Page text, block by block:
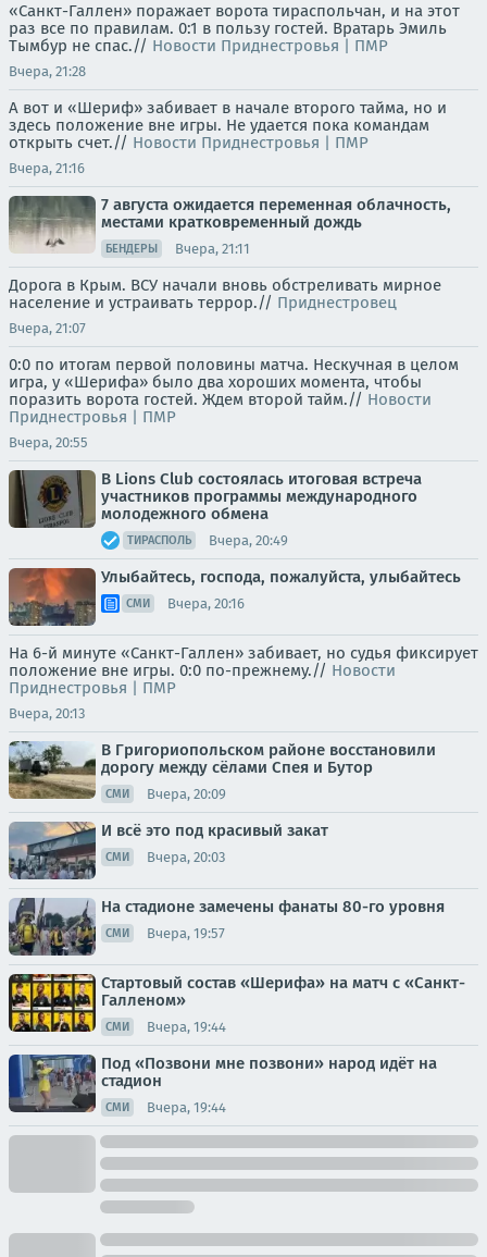
«Санкт-Галлен» поражает ворота тираспольчан, и на этот
раз все по правилам. 0:1 в пользу гостей. Вратарь Эмиль
Тымбур не спас.// Новости Приднестровья | ПМР
Вчера, 21:28
А вот и «Шериф» забивает в начале второго тайма, но и
здесь положение вне игры. Не удается пока командам
открыть счет.// Новости Приднестровья | ПМР
Вчера, 21:16
7 августа ожидается переменная облачность,
местами кратковременный дождь
БЕНДЕРЫ Вчера, 21:11
Дорога в Крым. ВСУ начали вновь обстреливать мирное
население и устраивать террор.// Приднестровец
Вчера, 21:07
0:0 по итогам первой половины матча. Нескучная в целом
игра, у «Шерифа» было два хороших момента, чтобы
поразить ворота гостей. Ждем второй тайм.// Новости
Приднестровья | ПМР
Вчера, 20:55
В Lions Club состоялась итоговая встреча
участников программы международного
молодежного обмена
ТИРАСПОЛЬ Вчера, 20:49
Улыбайтесь, господа, пожалуйста, улыбайтесь
СМИ Вчера, 20:16
На 6-й минуте «Санкт-Галлен» забивает, но судья фиксирует
положение вне игры. 0:0 по-прежнему.// Новости
Приднестровья | ПМР
Вчера, 20:13
В Григориопольском районе восстановили
дорогу между сёлами Спея и Бутор
СМИ Вчера, 20:09
И всё это под красивый закат
СМИ Вчера, 20:03
На стадионе замечены фанаты 80-го уровня
СМИ Вчера, 19:57
Стартовый состав «Шерифа» на матч с «Санкт-
Галленом»
СМИ Вчера, 19:44
Под «Позвони мне позвони» народ идёт на
стадион
СМИ Вчера, 19:44